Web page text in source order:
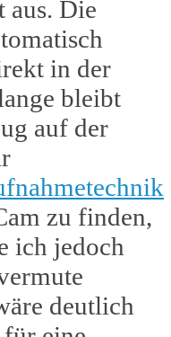
aus. Die
in der
bleibt
auf der
zu finden,
ich jedoch
deutlich